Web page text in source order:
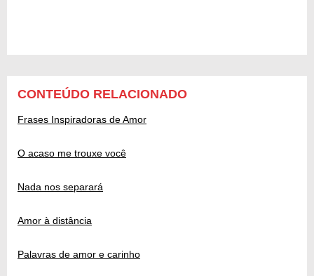
CONTEÚDO RELACIONADO
Frases Inspiradoras de Amor
O acaso me trouxe você
Nada nos separará
Amor à distância
Palavras de amor e carinho